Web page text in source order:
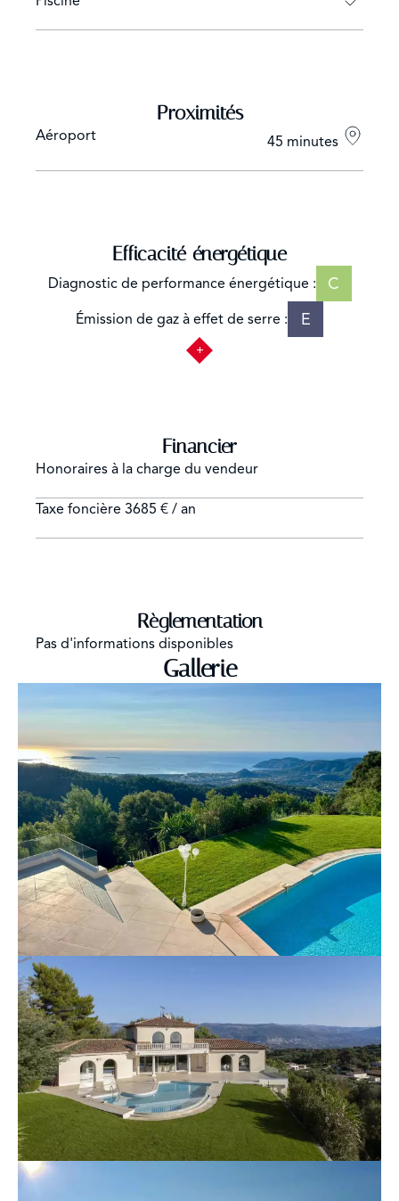
Proximités
Aéroport 45 minutes
Efficacité énergétique
Diagnostic de performance énergétique : C
Émission de gaz à effet de serre : E
Financier
Honoraires à la charge du vendeur
Taxe foncière 3685 € / an
Règlementation
Pas d'informations disponibles
Gallerie